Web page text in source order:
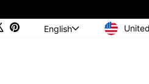
PinterestLANGUAGE
English